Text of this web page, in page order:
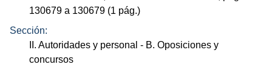
130679 a 130679 (1 pág.)
Sección:
II. Autoridades y personal - B. Oposiciones y
concursos